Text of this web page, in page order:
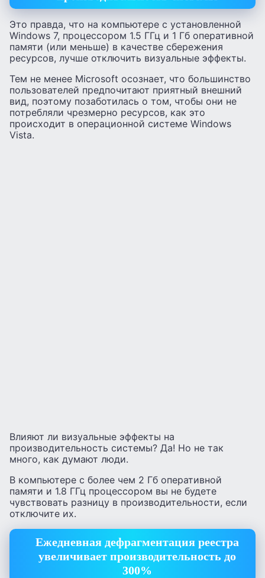
Это правда, что на компьютере с установленной
Windows 7, процессором 1.5 ГГц и 1 Гб оперативной
памяти (или меньше) в качестве сбережения
ресурсов, лучше отключить визуальные эффекты.
Тем не менее Microsoft осознает, что большинство
пользователей предпочитают приятный внешний
вид, поэтому позаботилась о том, чтобы они не
потребляли чрезмерно ресурсов, как это
происходит в операционной системе Windows
Vista.
Влияют ли визуальные эффекты на
производительность системы? Да! Но не так
много, как думают люди.
В компьютере с более чем 2 Гб оперативной
памяти и 1.8 ГГц процессором вы не будете
чувствовать разницу в производительности, если
отключите их.
Ежедневная дефрагментация реестра
увеличивает производительность до
300%